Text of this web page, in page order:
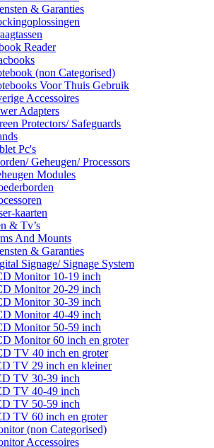
& Garanties
Reader
(non Categorised)
Voor Thuis Gebruik
Accessoires
Adapters
Protectors/ Safeguards
Pc's
Geheugen/ Processors
Modules
kaarten
& Tv’s
And Mounts
& Garanties
Signage/ Signage System
Monitor 10-19 inch
Monitor 20-29 inch
Monitor 30-39 inch
Monitor 40-49 inch
Monitor 50-59 inch
Monitor 60 inch en groter
TV 40 inch en groter
TV 29 inch en kleiner
TV 30-39 inch
TV 40-49 inch
TV 50-59 inch
TV 60 inch en groter
(non Categorised)
Accessoires